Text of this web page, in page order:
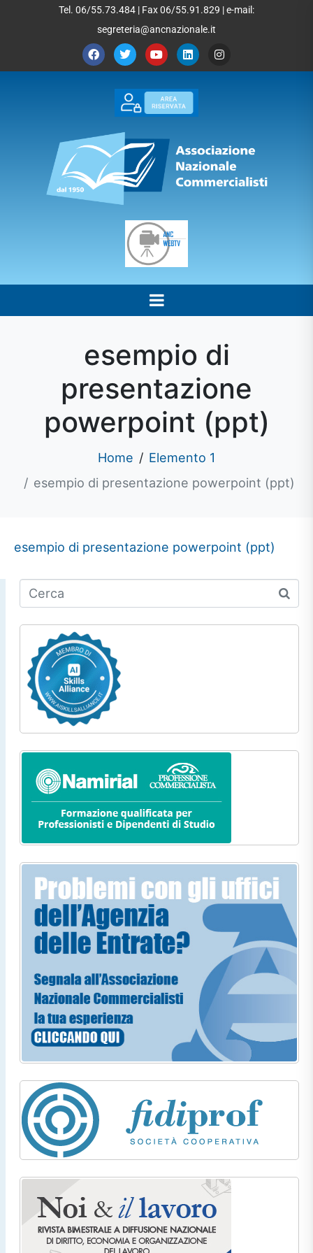
Tel. 06/55.73.484 | Fax 06/55.91.829 | e-mail:
segreteria@ancnazionale.it
esempio di
presentazione
powerpoint (ppt)
Home
Elemento 1
esempio di presentazione powerpoint (ppt)
esempio di presentazione powerpoint (ppt)